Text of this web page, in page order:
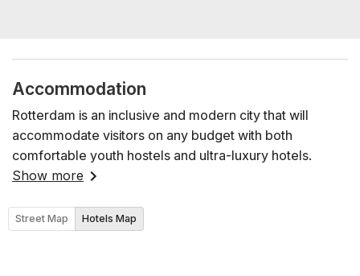
Accommodation
Rotterdam is an inclusive and modern city that will
accommodate visitors on any budget with both
comfortable youth hostels and ultra-luxury hotels.
Show more
Street Map Hotels Map